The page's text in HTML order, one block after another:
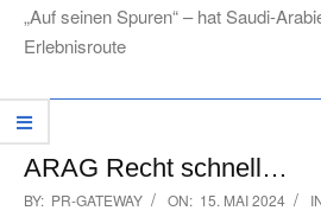
„Auf seinen Spuren“ – hat Saudi-
Erlebnisroute
ARAG Recht schnell…
2024-
BY: PR-GATEWAY ON: 15. MAI 2024